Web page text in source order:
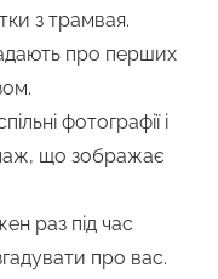
з трамвая.
про перших
фотографії і
що зображає
раз під час
про вас.